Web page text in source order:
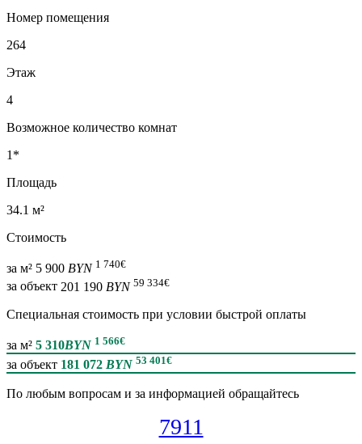
Номер помещения
264
Этаж
4
Возможное количество комнат
1*
Площадь
34.1 м²
Стоимость
за м² 5 900 BYN 1 740€
за объект 201 190 BYN 59 334€
Специальная cтоимость при условии быстрой оплаты
за м² 5 310BYN 1 566€
за объект 181 072 BYN 53 401€
По любым вопросам и за информацией обращайтесь
7911